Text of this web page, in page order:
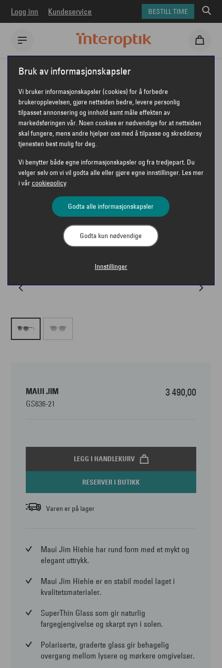
Logg inn Kundeservice BESTILL TIME
Interoptik Solbriller
Maui Jim solbriller
MAUI JIM MJ0636S HIEHIE
MAUI JIM
GS636-21
3 490,00
LEGG I HANDLEKURV
RESERVER I BUTIKK
Varen er på lager
Maui Jim Hiehie har rund form med et mykt og
elegant uttrykk.
Maui Jim Hiehie er en stabil model laget i
kvalitetsmaterialer.
SuperThin Glass som gir naturlig
fargegjengivelse og skarpt syn i solen.
Polariserte, graderte glass gir behagelig
overgang mellom lysere og mørkere omgivelser.
Bruk av informasjonskapsler
Vi bruker informasjonskapsler (cookies) for å forbedre
brukeropplevelsen, gjøre nettsiden bedre, levere personlig
tilpasset annonsering og innhold samt måle effekten av
markedsføringen vår. Noen cookies er nødvendige for at nettsiden
skal fungere, mens andre hjelper oss med å tilpasse og skreddersy
tjenesten best mulig for deg.
Vi benytter både egne informasjonskapsler og fra tredjepart. Du
velger selv om vi vil godta alle eller gjøre egne innstillinger. Les mer
i vår cookiepolicy
Godta alle informasjonskapsler
Godta kun nødvendige
Innstillinger